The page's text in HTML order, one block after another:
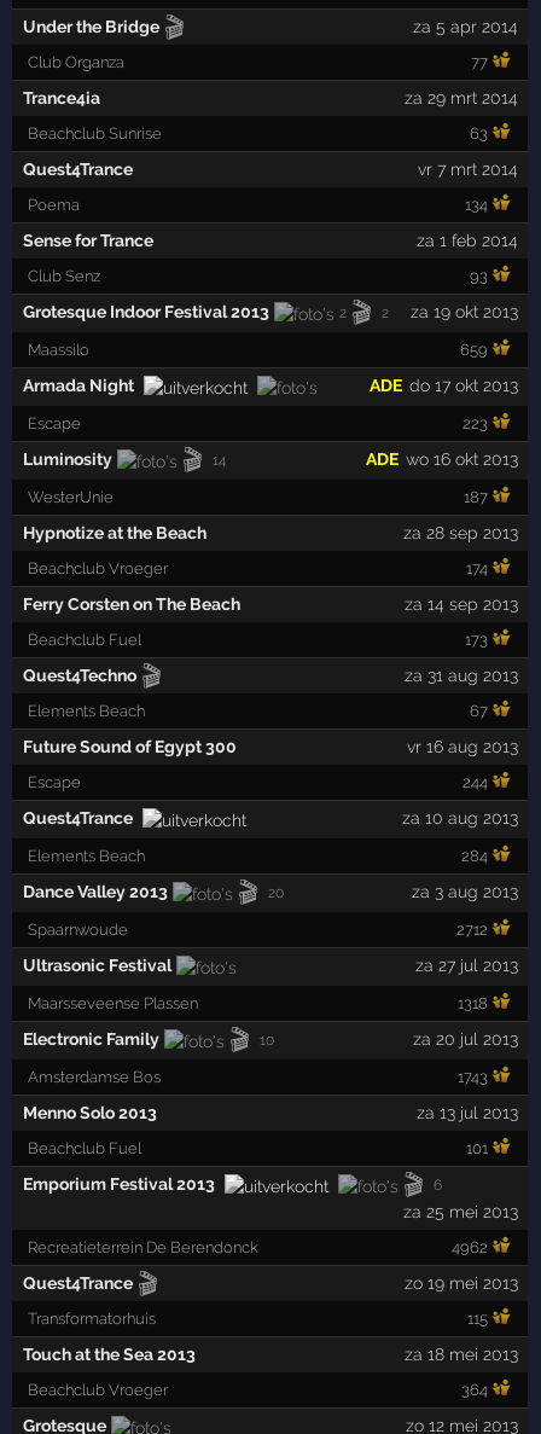
Under the Bridge 🎬 za 5 apr 2014
Club Organza 77
Trance4ia za 29 mrt 2014
Beachclub Sunrise 63
Quest4Trance vr 7 mrt 2014
Poema 134
Sense for Trance za 1 feb 2014
Club Senz 93
Grotesque Indoor Festival 2013 2 🎬 2 za 19 okt 2013
Maassilo 659
Armada Night do 17 okt 2013
ADE
Escape 223
Luminosity 🎬 14 wo 16 okt 2013
ADE
WesterUnie 187
Hypnotize at the Beach za 28 sep 2013
Beachclub Vroeger 174
Ferry Corsten on The Beach za 14 sep 2013
Beachclub Fuel 173
Quest4Techno 🎬 za 31 aug 2013
Elements Beach 67
Future Sound of Egypt 300 vr 16 aug 2013
Escape 244
Quest4Trance za 10 aug 2013
Elements Beach 284
Dance Valley 2013 🎬 20 za 3 aug 2013
Spaarnwoude 2712
Ultrasonic Festival za 27 jul 2013
Maarsseveense Plassen 1318
Electronic Family 🎬 10 za 20 jul 2013
Amsterdamse Bos 1743
Menno Solo 2013 za 13 jul 2013
Beachclub Fuel 101
Emporium Festival 2013 🎬 6
za 25 mei 2013
Recreatieterrein De Berendonck 4962
Quest4Trance 🎬 zo 19 mei 2013
Transformatorhuis 115
Touch at the Sea 2013 za 18 mei 2013
Beachclub Vroeger 364
Grotesque zo 12 mei 2013